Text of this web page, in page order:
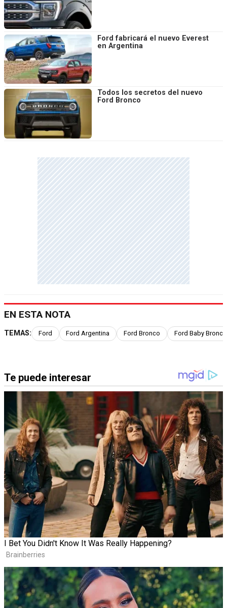
Ford fabricará el nuevo Everest
en Argentina
Todos los secretos del nuevo
Ford Bronco
EN ESTA NOTA
TEMAS: Ford Ford Argentina Ford Bronco Ford Baby Bronco